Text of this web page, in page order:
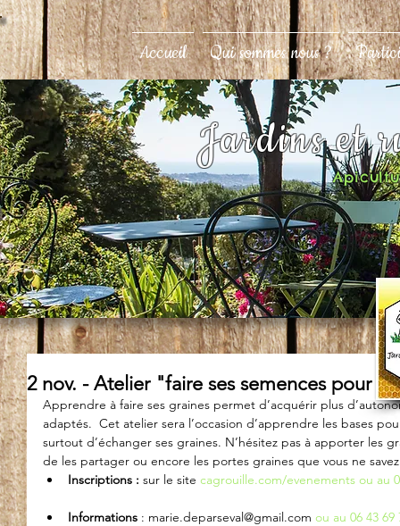
2 nov. - Atelier "faire ses semences pour
Apprendre à faire ses graines permet d’acquérir plus
adaptés.  Cet atelier sera l’occasion d’apprendre les bases
surtout d’échanger ses graines. N’hésitez pas à apporter les
de les partager ou encore les portes graines que vous ne
Inscriptions : sur le site cagrouille.com/evenements ou au
Informations : marie.deparseval@gmail.com ou au 06 43 69
Accueil Qui sommes nous ?
Jardins et